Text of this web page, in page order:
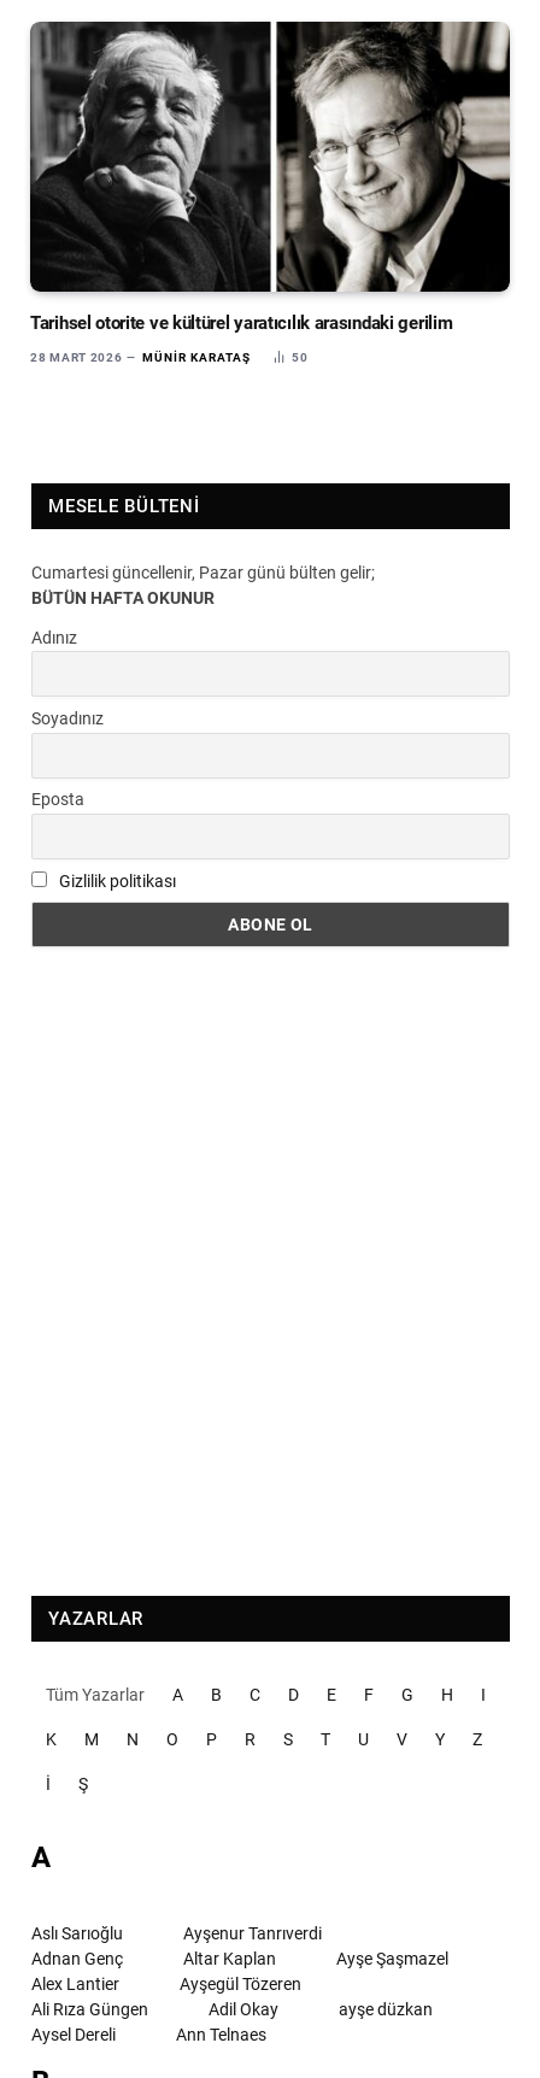
Tarihsel otorite ve kültürel yaratıcılık arasındaki gerilim
28 MART 2026 MÜNIR KARATAŞ 50
MESELE BÜLTENI
Cumartesi güncellenir, Pazar günü bülten gelir;
BÜTÜN HAFTA OKUNUR
Adınız
Soyadınız
Eposta
Gizlilik politikası
YAZARLAR
Tüm Yazarlar A B C D E F G H I
K M N O P R S T U V Y Z
İ Ş
A
Aslı Sarıoğlu
Ayşenur Tanrıverdi
Adnan Genç
Altar Kaplan
Ayşe Şaşmazel
Alex Lantier
Ayşegül Tözeren
Ali Rıza Güngen
Adil Okay
ayşe düzkan
Aysel Dereli
Ann Telnaes